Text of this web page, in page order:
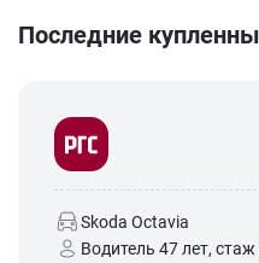
Последние
Skoda Octavia
Водитель 47 лет, стаж